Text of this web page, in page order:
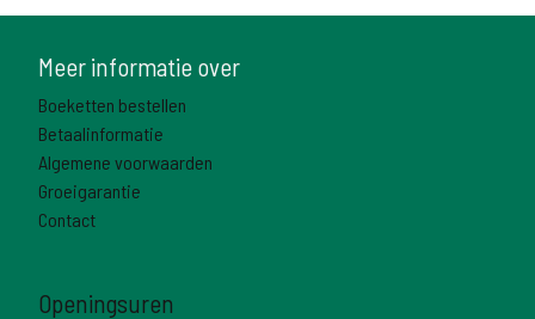
Meer informatie over
Boeketten bestellen
Betaalinformatie
Algemene voorwaarden
Groeigarantie
Contact
Openingsuren